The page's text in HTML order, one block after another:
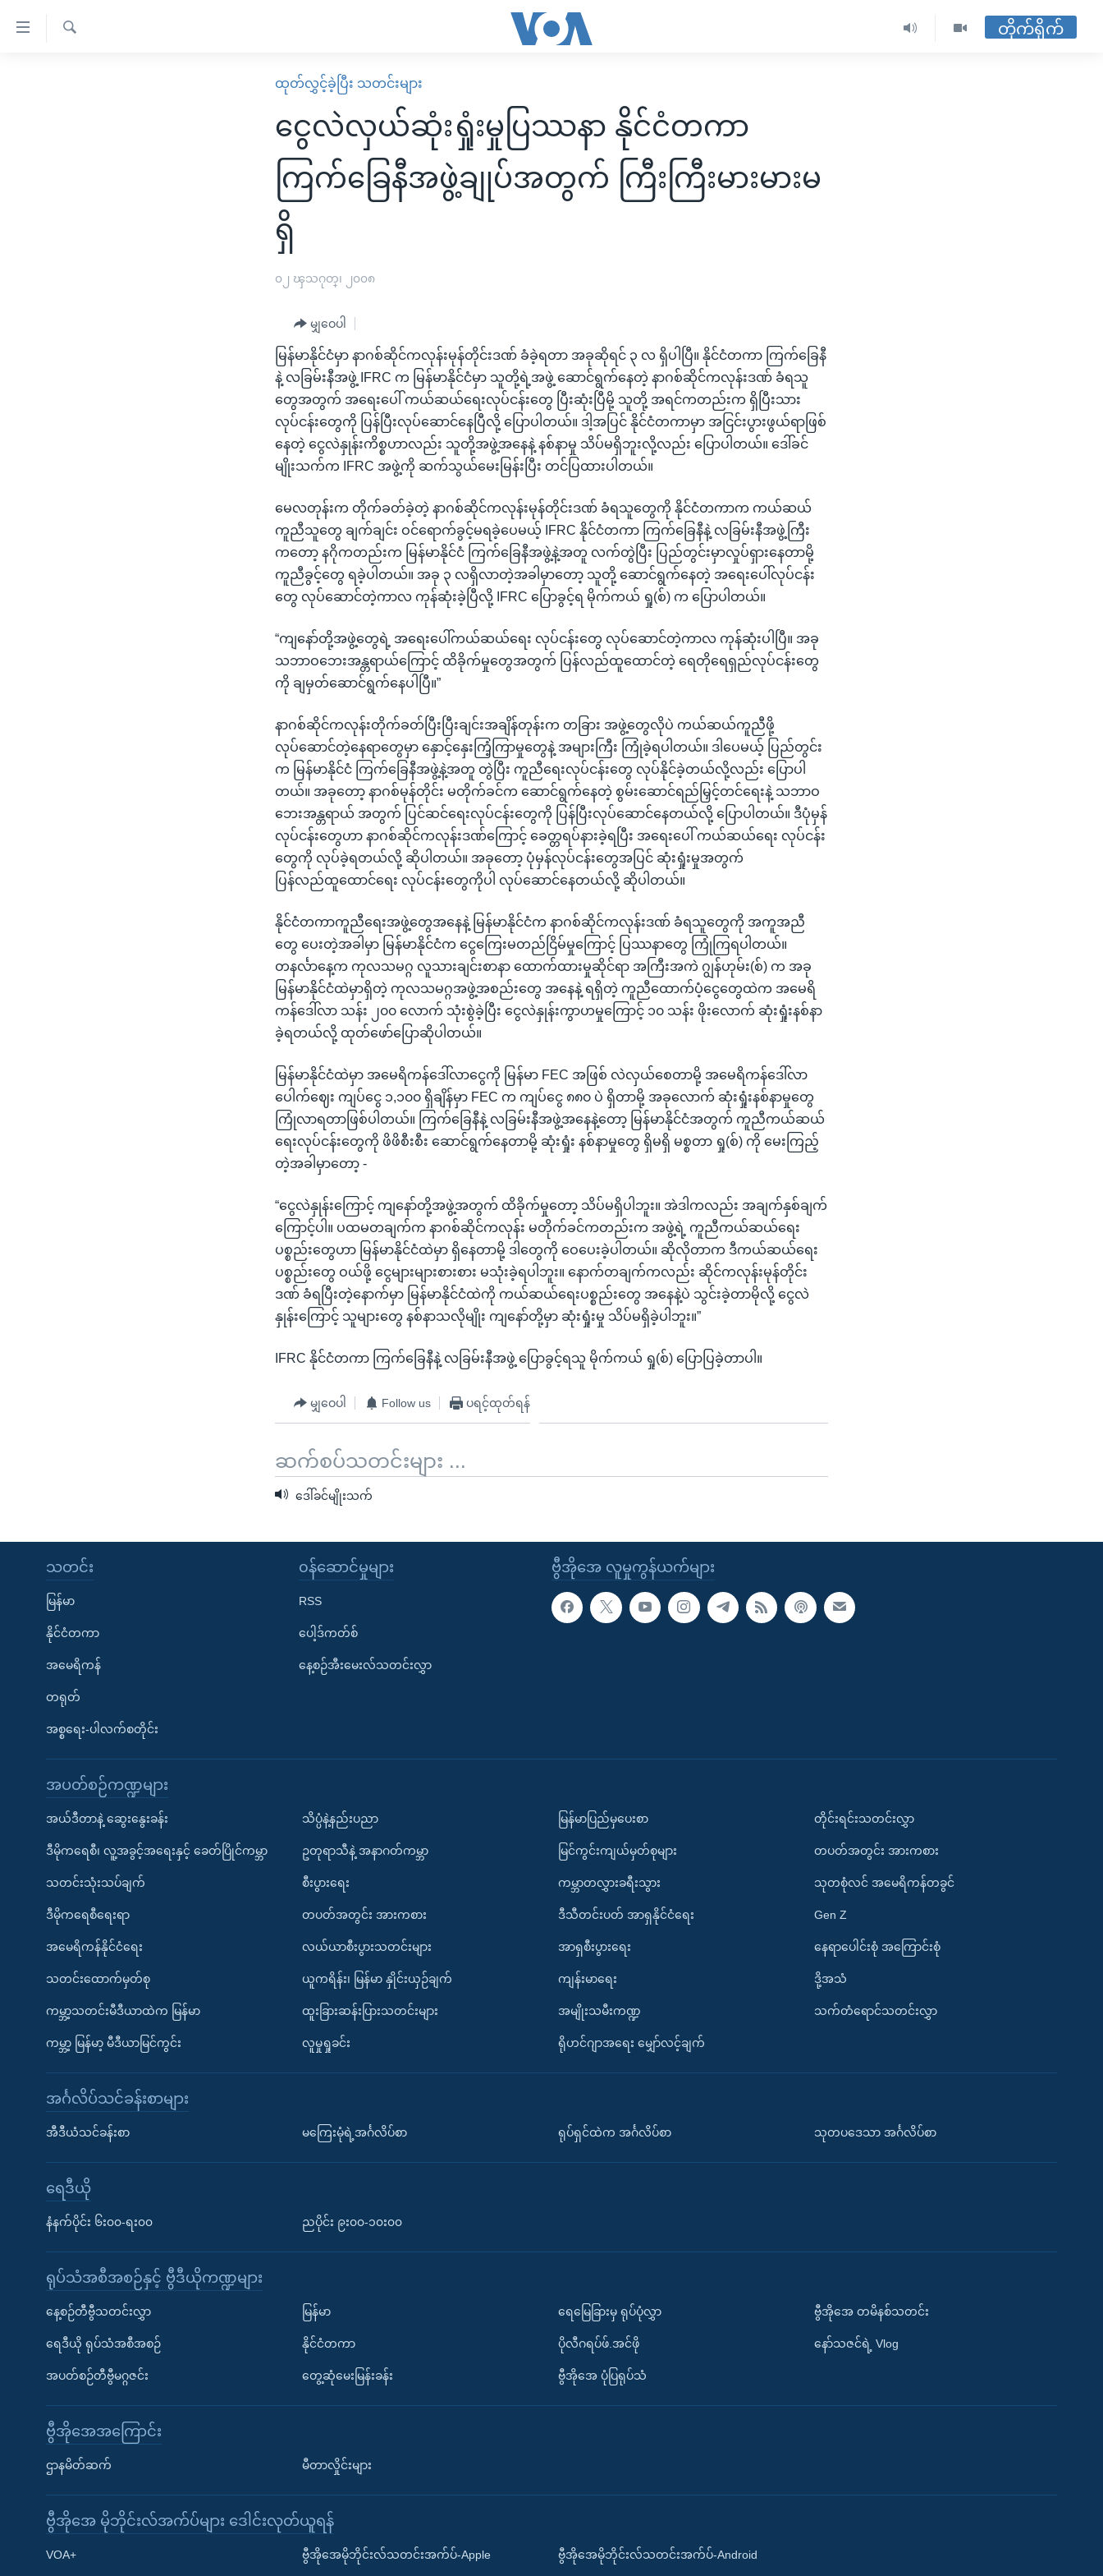
Learning English
တိုက်ရိုက်
ထုတ်လွှင့်ခဲ့ပြီး သတင်းများ
ငွေလဲလှယ်ဆုံးရှုံးမှုပြဿနာ နိုင်ငံတကာ
ကြက်ခြေနီအဖွဲ့ချုပ်အတွက် ကြီးကြီးမားမားမ
ရှိ
၀၂ ၾသဂုတ္၊ ၂၀၀၈
မျှဝေပါ
မြန်မာနိုင်ငံမှာ နာဂစ်ဆိုင်ကလုန်းမုန်တိုင်းဒဏ် ခံခဲ့ရတာ အခုဆိုရင် ၃ လ ရှိပါပြီ။ နိုင်ငံတကာ ကြက်ခြေနီ
နဲ့ လခြမ်းနီအဖွဲ့ IFRC က မြန်မာနိုင်ငံမှာ သူတို့ရဲ့အဖွဲ့ ဆောင်ရွက်နေတဲ့ နာဂစ်ဆိုင်ကလုန်းဒဏ် ခံရသူ
တွေအတွက် အရေးပေါ် ကယ်ဆယ်ရေးလုပ်ငန်းတွေ ပြီးဆုံးပြီမို့ သူတို့ အရင်ကတည်းက ရှိပြီးသား
လုပ်ငန်းတွေကို ပြန်ပြီးလုပ်ဆောင်နေပြီလို့ ပြောပါတယ်။ ဒါ့အပြင် နိုင်ငံတကာမှာ အငြင်းပွားဖွယ်ရာဖြစ်
နေတဲ့ ငွေလဲနှုန်းကိစ္စဟာလည်း သူတို့အဖွဲ့အနေနဲ့ နစ်နာမှု သိပ်မရှိဘူးလို့လည်း ပြောပါတယ်။ ဒေါ်ခင်
မျိုးသက်က IFRC အဖွဲ့ကို ဆက်သွယ်မေးမြန်းပြီး တင်ပြထားပါတယ်။
မေလတုန်းက တိုက်ခတ်ခဲ့တဲ့ နာဂစ်ဆိုင်ကလုန်းမုန်တိုင်းဒဏ် ခံရသူတွေကို နိုင်ငံတကာက ကယ်ဆယ်
ကူညီသူတွေ ချက်ချင်း ဝင်ရောက်ခွင့်မရခဲ့ပေမယ့် IFRC နိုင်ငံတကာ ကြက်ခြေနီနဲ့ လခြမ်းနီအဖွဲ့ကြီး
ကတော့ နဂိုကတည်းက မြန်မာနိုင်ငံ ကြက်ခြေနီအဖွဲ့နဲ့အတူ လက်တွဲပြီး ပြည်တွင်းမှာလှုပ်ရှားနေတာမို့
ကူညီခွင့်တွေ ရခဲ့ပါတယ်။ အခု ၃ လရှိလာတဲ့အခါမှာတော့ သူတို့ ဆောင်ရွက်နေတဲ့ အရေးပေါ်လုပ်ငန်း
တွေ လုပ်ဆောင်တဲ့ကာလ ကုန်ဆုံးခဲ့ပြီလို့ IFRC ပြောခွင့်ရ မိုက်ကယ် ရှု(စ်) က ပြောပါတယ်။
“ကျနော်တို့အဖွဲ့တွေရဲ့ အရေးပေါ်ကယ်ဆယ်ရေး လုပ်ငန်းတွေ လုပ်ဆောင်တဲ့ကာလ ကုန်ဆုံးပါပြီ။ အခု
သဘာဝဘေးအန္တရာယ်ကြောင့် ထိခိုက်မှုတွေအတွက် ပြန်လည်ထူထောင်တဲ့ ရေတိုရေရှည်လုပ်ငန်းတွေ
ကို ချမှတ်ဆောင်ရွက်နေပါပြီ။”
နာဂစ်ဆိုင်ကလုန်းတိုက်ခတ်ပြီးပြီးချင်းအချိန်တုန်းက တခြား အဖွဲ့တွေလိုပဲ ကယ်ဆယ်ကူညီဖို့
လုပ်ဆောင်တဲ့နေရာတွေမှာ နှောင့်နှေးကြံ့ကြာမှုတွေနဲ့ အများကြီး ကြုံခဲ့ရပါတယ်။ ဒါပေမယ့် ပြည်တွင်း
က မြန်မာနိုင်ငံ ကြက်ခြေနီအဖွဲ့နဲ့အတူ တွဲပြီး ကူညီရေးလုပ်ငန်းတွေ လုပ်နိုင်ခဲ့တယ်လို့လည်း ပြောပါ
တယ်။ အခုတော့ နာဂစ်မုန်တိုင်း မတိုက်ခင်က ဆောင်ရွက်နေတဲ့ စွမ်းဆောင်ရည်မြှင့်တင်ရေးနဲ့ သဘာဝ
ဘေးအန္တရာယ် အတွက် ပြင်ဆင်ရေးလုပ်ငန်းတွေကို ပြန်ပြီးလုပ်ဆောင်နေတယ်လို့ ပြောပါတယ်။ ဒီပုံမှန်
လုပ်ငန်းတွေဟာ နာဂစ်ဆိုင်ကလုန်းဒဏ်ကြောင့် ခေတ္တရပ်နားခဲ့ရပြီး အရေးပေါ် ကယ်ဆယ်ရေး လုပ်ငန်း
တွေကို လုပ်ခဲ့ရတယ်လို့ ဆိုပါတယ်။ အခုတော့ ပုံမှန်လုပ်ငန်းတွေအပြင် ဆုံးရှုံးမှုအတွက်
ပြန်လည်ထူထောင်ရေး လုပ်ငန်းတွေကိုပါ လုပ်ဆောင်နေတယ်လို့ ဆိုပါတယ်။
နိုင်ငံတကာကူညီရေးအဖွဲ့တွေအနေနဲ့ မြန်မာနိုင်ငံက နာဂစ်ဆိုင်ကလုန်းဒဏ် ခံရသူတွေကို အကူအညီ
တွေ ပေးတဲ့အခါမှာ မြန်မာနိုင်ငံက ငွေကြေးမတည်ငြိမ်မှုကြောင့် ပြဿနာတွေ ကြုံကြရပါတယ်။
တနင်္လာနေ့က ကုလသမဂ္ဂ လူသားချင်းစာနာ ထောက်ထားမှုဆိုင်ရာ အကြီးအကဲ ဂျွန်ဟုမ်း(စ်) က အခု
မြန်မာနိုင်ငံထဲမှာရှိတဲ့ ကုလသမဂ္ဂအဖွဲ့အစည်းတွေ အနေနဲ့ ရရှိတဲ့ ကူညီထောက်ပံ့ငွေတွေထဲက အမေရိ
ကန်ဒေါ်လာ သန်း ၂၀၀ လောက် သုံးစွဲခဲ့ပြီး ငွေလဲနှုန်းကွာဟမှုကြောင့် ၁၀ သန်း ဖိုးလောက် ဆုံးရှုံးနစ်နာ
ခဲ့ရတယ်လို့ ထုတ်ဖော်ပြောဆိုပါတယ်။
မြန်မာနိုင်ငံထဲမှာ အမေရိကန်ဒေါ်လာငွေကို မြန်မာ FEC အဖြစ် လဲလှယ်စေတာမို့ အမေရိကန်ဒေါ်လာ
ပေါက်ဈေး ကျပ်ငွေ ၁,၁၀၀ ရှိချိန်မှာ FEC က ကျပ်ငွေ ၈၈၀ ပဲ ရှိတာမို့ အခုလောက် ဆုံးရှုံးနစ်နာမှုတွေ
ကြုံလာရတာဖြစ်ပါတယ်။ ကြက်ခြေနီနဲ့ လခြမ်းနီအဖွဲ့အနေနဲ့တော့ မြန်မာနိုင်ငံအတွက် ကူညီကယ်ဆယ်
ရေးလုပ်ငန်းတွေကို ဖိဖိစီးစီး ဆောင်ရွက်နေတာမို့ ဆုံးရှုံး နစ်နာမှုတွေ ရှိမရှိ မစ္စတာ ရှု(စ်) ကို မေးကြည့်
တဲ့အခါမှာတော့ -
“ငွေလဲနှုန်းကြောင့် ကျနော်တို့အဖွဲ့အတွက် ထိခိုက်မှုတော့ သိပ်မရှိပါဘူး။ အဲဒါကလည်း အချက်နှစ်ချက်
ကြောင့်ပါ။ ပထမတချက်က နာဂစ်ဆိုင်ကလုန်း မတိုက်ခင်ကတည်းက အဖွဲ့ရဲ့ ကူညီကယ်ဆယ်ရေး
ပစ္စည်းတွေဟာ မြန်မာနိုင်ငံထဲမှာ ရှိနေတာမို့ ဒါတွေကို ဝေပေးခဲ့ပါတယ်။ ဆိုလိုတာက ဒီကယ်ဆယ်ရေး
ပစ္စည်းတွေ ဝယ်ဖို့ ငွေများများစားစား မသုံးခဲ့ရပါဘူး။ နောက်တချက်ကလည်း ဆိုင်ကလုန်းမုန်တိုင်း
ဒဏ် ခံရပြီးတဲ့နောက်မှာ မြန်မာနိုင်ငံထဲကို ကယ်ဆယ်ရေးပစ္စည်းတွေ အနေနဲ့ပဲ သွင်းခဲ့တာမိုလို့ ငွေလဲ
နှုန်းကြောင့် သူများတွေ နစ်နာသလိုမျိုး ကျနော်တို့မှာ ဆုံးရှုံးမှု သိပ်မရှိခဲ့ပါဘူး။”
IFRC နိုင်ငံတကာ ကြက်ခြေနီနဲ့ လခြမ်းနီအဖွဲ့ ပြောခွင့်ရသူ မိုက်ကယ် ရှု(စ်) ပြောပြခဲ့တာပါ။
မျှဝေပါ Follow us ပရင့်ထုတ်ရန်
ဆက်စပ်သတင်းများ ...
ဒေါ်ခင်မျိုးသက်
ဗွီအိုအေ လူမှုကွန်ယက်များ
သတင်း
မြန်မာ
နိုင်ငံတကာ
အမေရိကန်
တရုတ်
အစ္စရေး-ပါလက်စတိုင်း
၀န်ဆောင်မှုများ
RSS
ပေါ့ဒ်ကတ်စ်
နေ့စဉ်အီးမေးလ်သတင်းလွှာ
အပတ်စဉ်ကဏ္ဍများ
အယ်ဒီတာနဲ့ ဆွေးနွေးခန်း
ဒီမိုကရေစီ၊ လူ့အခွင့်အရေးနှင့် ခေတ်ပြိုင်ကမ္ဘာ
သတင်းသုံးသပ်ချက်
ဒီမိုကရေစီရေးရာ
အမေရိကန်နိုင်ငံရေး
သတင်းထောက်မှတ်စု
ကမ္ဘာ့သတင်းမီဒီယာထဲက မြန်မာ
ကမ္ဘာ့ မြန်မာ့ မီဒီယာမြင်ကွင်း
သိပ္ပံနဲ့နည်းပညာ
ဥတုရာသီနဲ့ အနာဂတ်ကမ္ဘာ
စီးပွားရေး
တပတ်အတွင်း အားကစား
လယ်ယာစီးပွားသတင်းများ
ယူကရိန်း၊ မြန်မာ နှိုင်းယှဉ်ချက်
ထူးခြားဆန်းပြားသတင်းများ
လူမှုရှုခင်း
မြန်မာပြည်မှပေးစာ
မြင်ကွင်းကျယ်မှတ်စုများ
ကမ္ဘာတလွှားခရီးသွား
ဒီသီတင်းပတ် အာရှနိုင်ငံရေး
အာရှစီးပွားရေး
ကျန်းမာရေး
အမျိုးသမီးကဏ္ဍ
ရိုဟင်ဂျာအရေး မျှော်လင့်ချက်
တိုင်းရင်းသတင်းလွှာ
တပတ်အတွင်း အားကစား
သုတစုံလင် အမေရိကန်တခွင်
Gen Z
နေရာပေါင်းစုံ အကြောင်းစုံ
ဒို့အသံ
သက်တံရောင်သတင်းလွှာ
အင်္ဂလိပ်သင်ခန်းစာများ
အီဒီယံသင်ခန်းစာ မကြေးမုံရဲ့အင်္ဂလိပ်စာ ရုပ်ရှင်ထဲက အင်္ဂလိပ်စာ သုတပဒေသာ အင်္ဂလိပ်စာ
ရေဒီယို
နံနက်ပိုင်း ၆း၀၀-ရး၀၀ ညပိုင်း ၉း၀၀-၁၀း၀၀
ရုပ်သံအစီအစဉ်နှင့် ဗွီဒီယိုကဏ္ဍများ
နေ့စဉ်တီဗွီသတင်းလွှာ
ရေဒီယို ရုပ်သံအစီအစဉ်
အပတ်စဉ်တီဗွီမဂ္ဂဇင်း
မြန်မာ
နိုင်ငံတကာ
တွေ့ဆုံမေးမြန်းခန်း
ရေမြေခြားမှ ရုပ်ပုံလွှာ
ပိုလီဂရပ်ဖ်.အင်ဖို
ဗွီအိုအေ ပုံပြရုပ်သံ
ဗွီအိုအေ တမိနစ်သတင်း
နော်သဇင်ရဲ့ Vlog
ဗွီအိုအေအကြောင်း
ဌာနမိတ်ဆက် မီတာလှိုင်းများ
ဗွီအိုအေ မိုဘိုင်းလ်အက်ပ်များ ဒေါင်းလုတ်ယူရန်
VOA+ ဗွီအိုအေမိုဘိုင်းလ်သတင်းအက်ပ်-Apple ဗွီအိုအေမိုဘိုင်းလ်သတင်းအက်ပ်-Android